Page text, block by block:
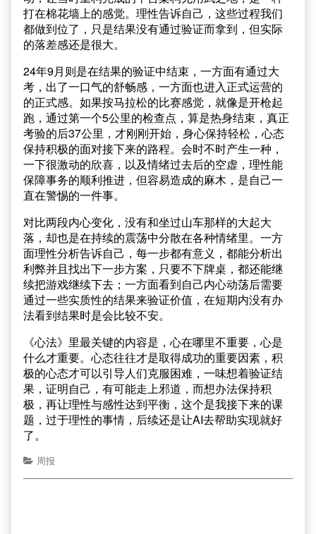
打在棉花墙上的感觉。理性告诉自己，这些过程我们
都做到位了，只是结果没有通过验证而拿到，但实际
的落差感还是很大。
24年9月则是在结果的验证中结束，一方面有通过大
考，出了一口气的舒畅感，一方面也进入正式运营的
的正式感。如果按马拉松的比赛感觉，就像是开枪起
跑，通过第一个5公里的检查点，算是热身结束，真正
考验的后37公里，才刚刚开始，身心保持轻松，心态
保持积极的面对接下来的路程。会时不时产生一种，
一下很激动的欣喜，以及情绪过去后的空虚，理性能
保障事务的顺利推进，但容易造成的麻木，是自己一
直在警惕的一件事。
对比两段内心变化，没有和坐过山车那样的大起大
落，却也是在持续的震荡中分散在各种情绪里。一方
面理性分析告诉自己，每一步都有意义，都能分析出
利弊并且找出下一步方案，只要不下牌桌，都还能继
续把游戏继续下去；一方面看到自己内心动荡后需要
通过一些实质性的结果来验证价值，在短期内没有办
法看到结果时是会比较不安。
《心法》里最关键的内容是，心在哪里不重要，心是
什么才重要。心态往往才是取得成功的重要因素，积
极的心态才可以引导人们克服困难，一味想着验证结
果，证明自己，有可能走上邪道，而想办法保持积
极，再让理性与感性达到平衡，这个是我接下来的课
题，过于理性的事情，后续还是让AI去帮助实现就好
了。
周报